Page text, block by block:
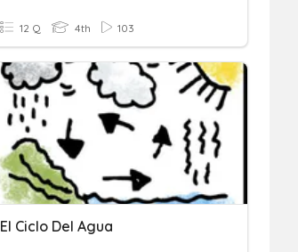
12 Q 4th 103
El Ciclo Del Agua